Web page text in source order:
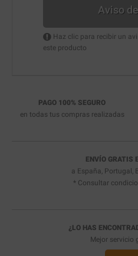
Aviso
Haz clic para recibir un
este producto
PAGO 100% SEGURO
en todas tus compras realizadas
ENVÍO GRATIS
a España, Portugal,
* Consultar
¿LO HAS
Mejor servicio